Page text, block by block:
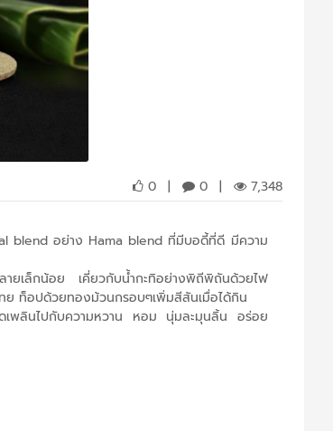
0 | 0 | 7,348
blend อย่าง Hama blend ที่มีบอดี้ที่ดี มีความ
ลายเล็กน้อย เคี่ยวกับน้ำกะทิอย่างพิถีพิถันด้วยไฟ
ย ท็อปด้วยทองม้วนกรอบๆเพิ่มสีสันเมื่อได้กิน
เพลินไปกับความหวาน หอม นุ่มละมุนลิ้น อร่อย